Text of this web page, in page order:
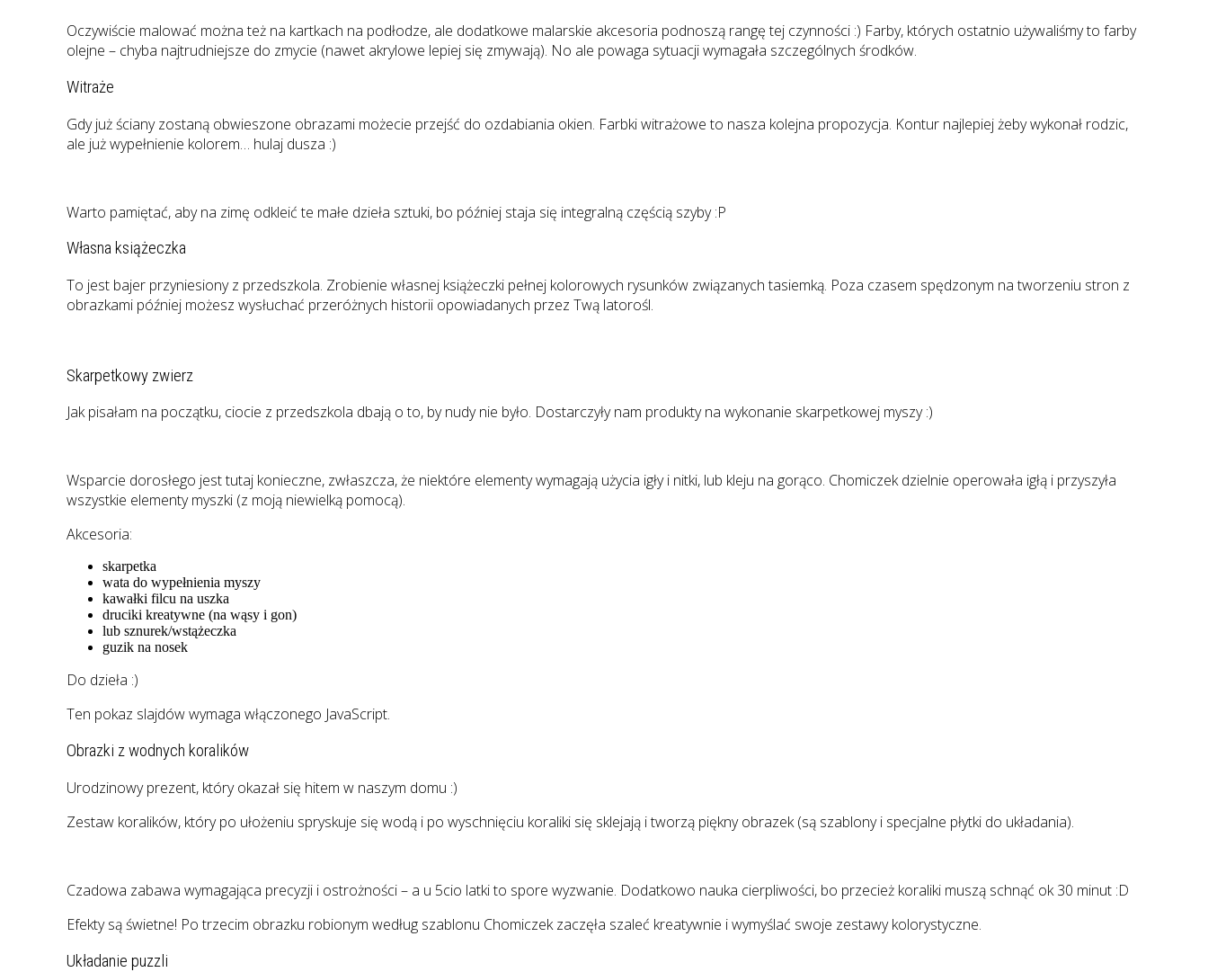
Oczywiście malować można też na kartkach na podłodze, ale dodatkowe malarskie akcesoria podnoszą rangę tej czynności :) Farby, których ostatnio używaliśmy to farby
olejne – chyba najtrudniejsze do zmycie (nawet akrylowe lepiej się zmywają). No ale powaga sytuacji wymagała szczególnych środków.
Witraże
Gdy już ściany zostaną obwieszone obrazami możecie przejść do ozdabiania okien. Farbki witrażowe to nasza kolejna propozycja. Kontur najlepiej żeby wykonał rodzic,
ale już wypełnienie kolorem… hulaj dusza :)
Warto pamiętać, aby na zimę odkleić te małe dzieła sztuki, bo później staja się integralną częścią szyby :P
Własna książeczka
To jest bajer przyniesiony z przedszkola. Zrobienie własnej książeczki pełnej kolorowych rysunków związanych tasiemką. Poza czasem spędzonym na tworzeniu stron z
obrazkami później możesz wysłuchać przeróżnych historii opowiadanych przez Twą latorośl.
Skarpetkowy zwierz
Jak pisałam na początku, ciocie z przedszkola dbają o to, by nudy nie było. Dostarczyły nam produkty na wykonanie skarpetkowej myszy :)
Wsparcie dorosłego jest tutaj konieczne, zwłaszcza, że niektóre elementy wymagają użycia igły i nitki, lub kleju na gorąco. Chomiczek dzielnie operowała igłą i przyszyła
wszystkie elementy myszki (z moją niewielką pomocą).
Akcesoria:
skarpetka
wata do wypełnienia myszy
kawałki filcu na uszka
druciki kreatywne (na wąsy i gon)
lub sznurek/wstążeczka
guzik na nosek
Do dzieła :)
Ten pokaz slajdów wymaga włączonego JavaScript.
Obrazki z wodnych koralików
Urodzinowy prezent, który okazał się hitem w naszym domu :)
Zestaw koralików, który po ułożeniu spryskuje się wodą i po wyschnięciu koraliki się sklejają i tworzą piękny obrazek (są szablony i specjalne płytki do układania).
Czadowa zabawa wymagająca precyzji i ostrożności – a u 5cio latki to spore wyzwanie. Dodatkowo nauka cierpliwości, bo przecież koraliki muszą schnąć ok 30 minut :D
Efekty są świetne! Po trzecim obrazku robionym według szablonu Chomiczek zaczęła szaleć kreatywnie i wymyślać swoje zestawy kolorystyczne.
Układanie puzzli